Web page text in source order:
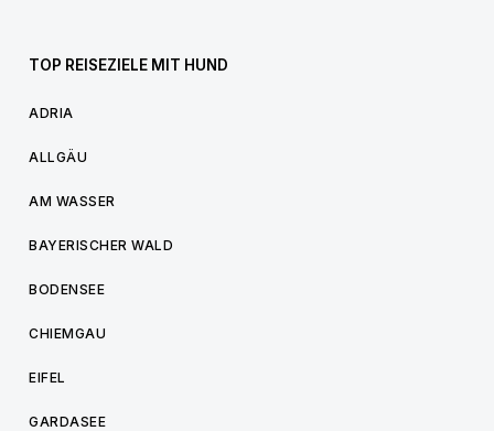
TOP REISEZIELE MIT HUND
ADRIA
ALLGÄU
AM WASSER
BAYERISCHER WALD
BODENSEE
CHIEMGAU
EIFEL
GARDASEE